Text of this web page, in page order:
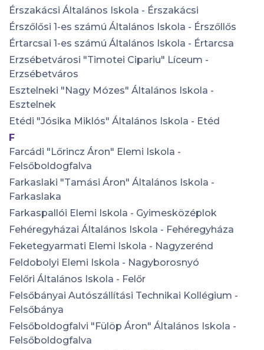
Érszakácsi Általános Iskola - Érszakácsi
Érszőlősi 1-es számú Általános Iskola - Érszőllős
Értarcsai 1-es számú Általános Iskola - Értarcsa
Erzsébetvárosi "Timotei Cipariu" Líceum -
Erzsébetváros
Esztelneki "Nagy Mózes" Általános Iskola -
Esztelnek
Etédi "Jósika Miklós" Általános Iskola - Etéd
F
Farcádi "Lőrincz Áron" Elemi Iskola -
Felsőboldogfalva
Farkaslaki "Tamási Áron" Általános Iskola -
Farkaslaka
Farkaspallói Elemi Iskola - Gyimesközéplok
Fehéregyházai Általános Iskola - Fehéregyháza
Feketegyarmati Elemi Iskola - Nagyzerénd
Feldobolyi Elemi Iskola - Nagyborosnyó
Felőri Általános Iskola - Felőr
Felsőbányai Autószállítási Technikai Kollégium -
Felsőbánya
Felsőboldogfalvi "Fülöp Áron" Általános Iskola -
Felsőboldogfalva